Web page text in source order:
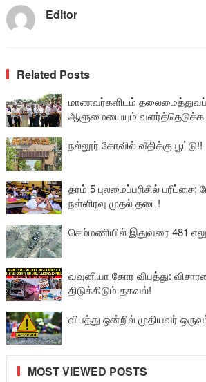
Editor
Related Posts
மாணவர்களிடம்
ஆளுமையையும்
நல்லூர் கோவில் வீதிக்கு பூட்டு!!
தரம் 5 புலமைப்பரிசில் பரீட்சை;
நள்ளிரவு முதல் தடை!
செம்மணியில் இதுவரை 481
வவுனியா கோர விபத்து:
திடுக்கிடும் தகவல்!
விபத்து ஒன்றில் முதியவர்
MOST VIEWED POSTS